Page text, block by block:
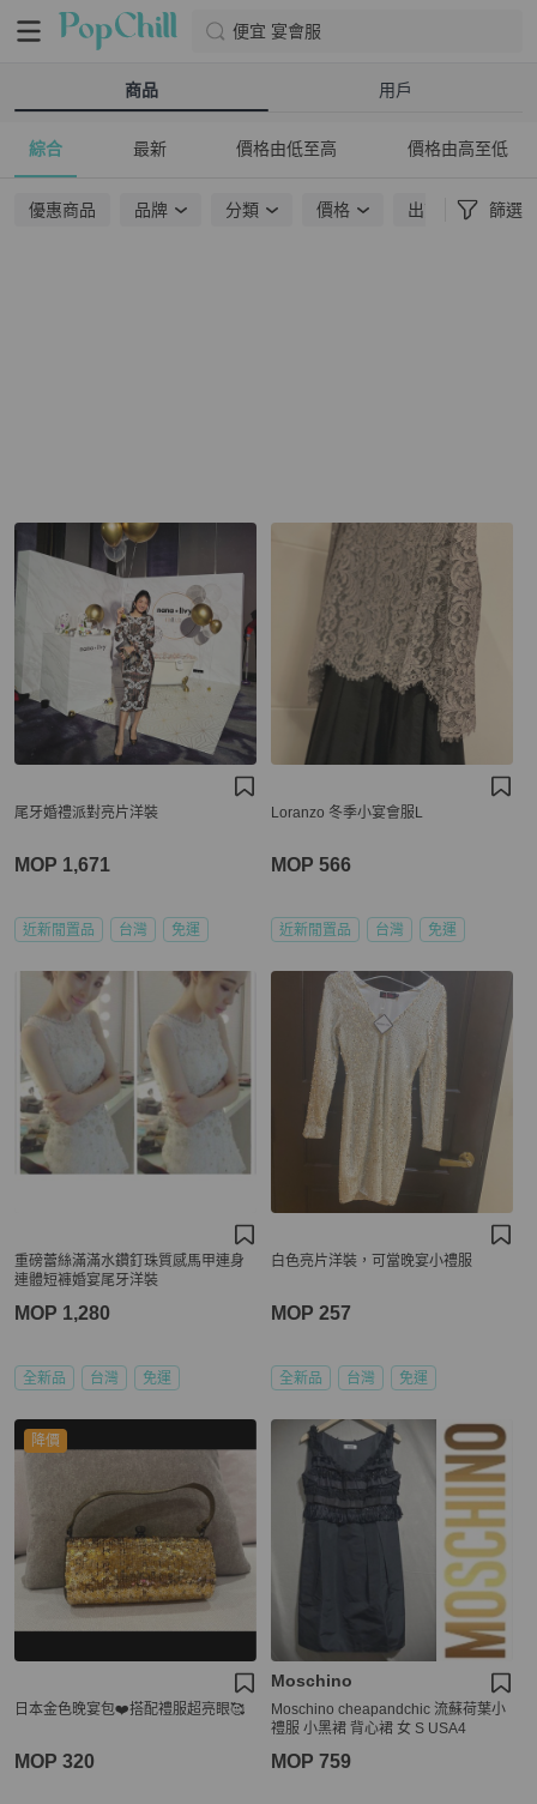
便宜 宴會服
商品 用戶
綜合 最新 價格由低至高 價格由高至低
優惠商品 品牌 分類 價格 出貨地點 篩選
尾牙婚禮派對亮片洋裝
MOP 1,671
近新閒置品 台灣 免運
Loranzo 冬季小宴會服L
MOP 566
近新閒置品 台灣 免運
重磅蕾絲滿滿水鑽釘珠質感馬甲連身
連體短褲婚宴尾牙洋裝
MOP 1,280
全新品 台灣 免運
白色亮片洋裝，可當晚宴小禮服
MOP 257
全新品 台灣 免運
降價
日本金色晚宴包❤️搭配禮服超亮眼🥰
MOP 320
Moschino
Moschino cheapandchic 流蘇荷葉小
禮服 小黑裙 背心裙 女 S USA4
MOP 759